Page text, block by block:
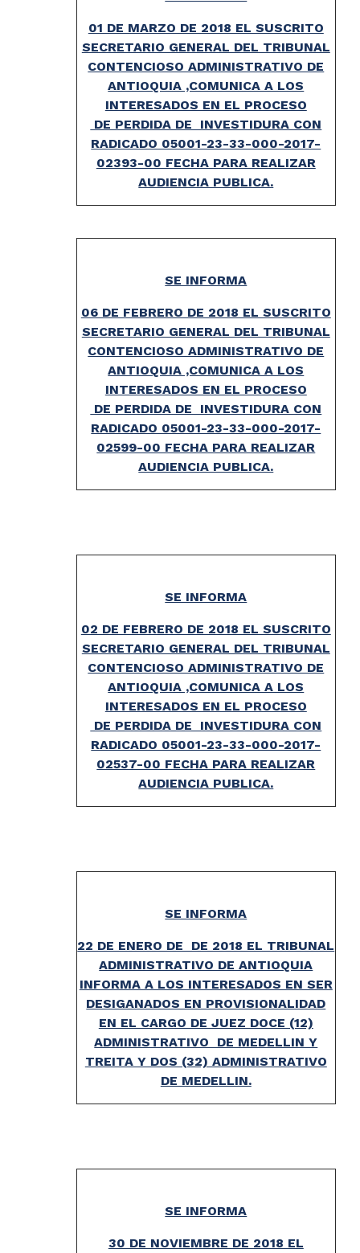
01 DE MARZO DE 2018 EL SUSCRITO
SECRETARIO GENERAL DEL TRIBUNAL
CONTENCIOSO ADMINISTRATIVO DE
ANTIOQUIA ,COMUNICA A LOS
INTERESADOS EN EL PROCESO
DE PERDIDA DE INVESTIDURA CON
RADICADO 05001-23-33-000-2017-
02393-00 FECHA PARA REALIZAR
AUDIENCIA PUBLICA.
SE INFORMA
06 DE FEBRERO DE 2018 EL SUSCRITO
SECRETARIO GENERAL DEL TRIBUNAL
CONTENCIOSO ADMINISTRATIVO DE
ANTIOQUIA ,COMUNICA A LOS
INTERESADOS EN EL PROCESO
DE PERDIDA DE INVESTIDURA CON
RADICADO 05001-23-33-000-2017-
02599-00 FECHA PARA REALIZAR
AUDIENCIA PUBLICA.
SE INFORMA
02 DE FEBRERO DE 2018 EL SUSCRITO
SECRETARIO GENERAL DEL TRIBUNAL
CONTENCIOSO ADMINISTRATIVO DE
ANTIOQUIA ,COMUNICA A LOS
INTERESADOS EN EL PROCESO
DE PERDIDA DE INVESTIDURA CON
RADICADO 05001-23-33-000-2017-
02537-00 FECHA PARA REALIZAR
AUDIENCIA PUBLICA.
SE INFORMA
22 DE ENERO DE DE 2018 EL TRIBUNAL
ADMINISTRATIVO DE ANTIOQUIA
INFORMA A LOS INTERESADOS EN SER
DESIGANADOS EN PROVISIONALIDAD
EN EL CARGO DE JUEZ DOCE (12)
ADMINISTRATIVO DE MEDELLIN Y
TREITA Y DOS (32) ADMINISTRATIVO
DE MEDELLIN.
SE INFORMA
30 DE NOVIEMBRE DE 2018 EL